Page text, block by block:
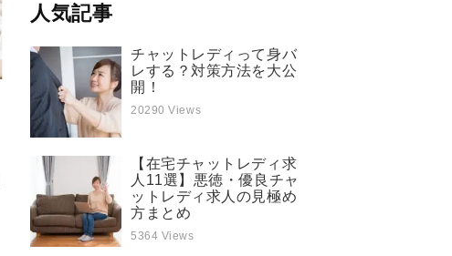
人気記事
チャットレディって身バ
レする？対策方法を大公
開！
20290 Views
【在宅チャットレディ求
人11選】悪徳・優良チャ
ットレディ求人の見極め
方まとめ
5364 Views